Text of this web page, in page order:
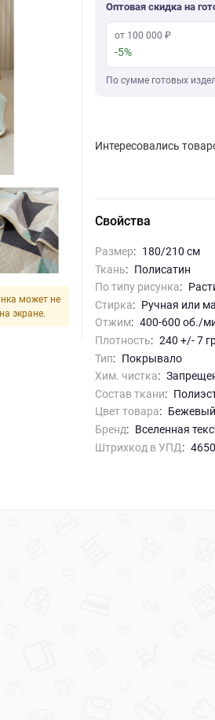
может не
экране.
Оптовая скидка на
от 100 000 ₽
-5%
По сумме готовых
Интересовались
Свойства
Размер:
180/210 см
Ткань:
Полисатин
По типу рисунка:
Стирка:
ручная или
Отжим:
400-600 об./
Плотность:
240 +/- 7
Тип:
Покрывало
Хим. чистка:
Состав ткани:
Цвет товара:
бежевый
Бренд:
Вселенная
Штрихкод в УПД: